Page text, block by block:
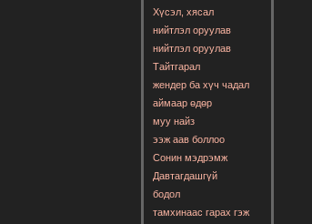
Хүсэл, хясал
нийтлэл оруулав
нийтлэл оруулав
Тайтгарал
жендер ба хүч чадал
аймаар өдөр
муу найз
ээж аав боллоо
Сонин мэдрэмж
Давтагдашгүй
бодол
тамхинаас гарах гэж